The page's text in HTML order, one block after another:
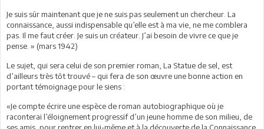
Je suis sûr maintenant que je ne suis pas seulement un chercheur. La
connaissance, aussi indispensable qu’elle est à ma vie, ne me comblera
pas. Il me faut créer. Je suis un créateur. J’ai besoin de vivre ce que je
pense. » (mars 1942)
Le sujet, qui sera celui de son premier roman, La Statue de sel, est
d’ailleurs très tôt trouvé – qui fera de son œuvre une bonne action en
portant témoignage pour le siens :
«Je compte écrire une espèce de roman autobiographique où je
raconterai l’éloignement progressif d’un jeune homme de son milieu, de
ses amis, pour rentrer en lui-même et à la découverte de la Connaissance.